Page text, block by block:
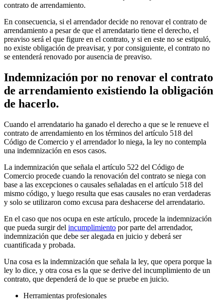
contrato de arrendamiento.
En consecuencia, si el arrendador decide no renovar el contrato de
arrendamiento a pesar de que el arrendatario tiene el derecho, el
preaviso será el que figure en el contrato, y si en este no se estipuló,
no existe obligación de preavisar, y por consiguiente, el contrato no
se entenderá renovado por ausencia de preaviso.
Indemnización por no renovar el contrato
de arrendamiento existiendo la obligación
de hacerlo.
Cuando el arrendatario ha ganado el derecho a que se le renueve el
contrato de arrendamiento en los términos del artículo 518 del
Código de Comercio y el arrendador lo niega, la ley no contempla
una indemnización en esos casos.
La indemnización que señala el artículo 522 del Código de
Comercio procede cuando la renovación del contrato se niega con
base a las excepciones o causales señaladas en el artículo 518 del
mismo código, y luego resulta que esas causales no eran verdaderas
y solo se utilizaron como excusa para deshacerse del arrendatario.
En el caso que nos ocupa en este artículo, procede la indemnización
que pueda surgir del incumplimiento por parte del arrendador,
indemnización que debe ser alegada en juicio y deberá ser
cuantificada y probada.
Una cosa es la indemnización que señala la ley, que opera porque la
ley lo dice, y otra cosa es la que se derive del incumplimiento de un
contrato, que dependerá de lo que se pruebe en juicio.
Herramientas profesionales